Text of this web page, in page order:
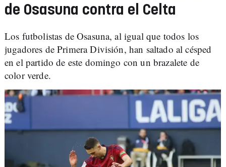
de Osasuna contra el Celta
Los futbolistas de Osasuna, al igual que todos los
jugadores de Primera División, han saltado al césped
en el partido de este domingo con un brazalete de
color verde.